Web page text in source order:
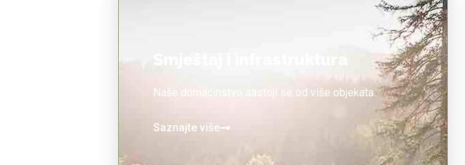
Naše domaćinstvo sastoji se od više objekata
Saznajte više